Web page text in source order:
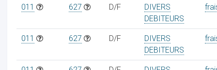
011 627 D/F
DIVERS
DEBITEURS
011 627 D/F
DIVERS
DEBITEURS